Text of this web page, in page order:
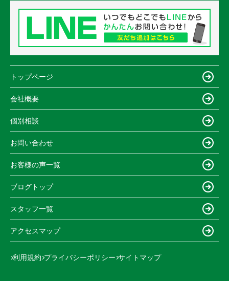
トップページ
会社概要
個別相談
お問い合わせ
お客様の声一覧
ブログトップ
スタッフ一覧
アクセスマップ
利用規約 プライバシーポリシー サイトマップ